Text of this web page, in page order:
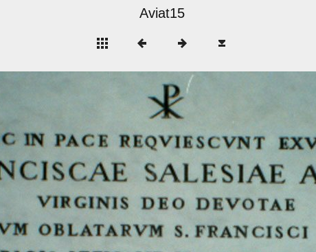
Aviat15